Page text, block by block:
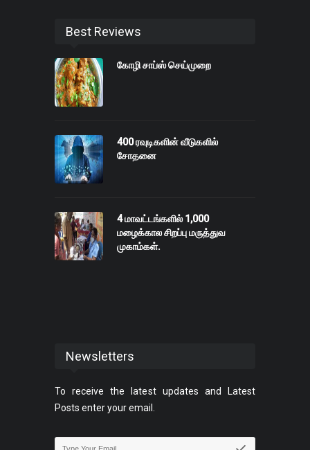
Best Reviews
கோழி சாப்ஸ் செய்முறை
400 ரவுடிகளின் வீடுகளில்
சோதனை
4 மாவட்டங்களில் 1,000
மழைக்கால சிறப்பு மருத்துவ
முகாம்கள்.
Newsletters
To receive the latest updates and Latest
Posts enter your email.